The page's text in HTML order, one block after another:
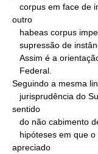
outro
Seguindo a mesma
sentido
apreciado